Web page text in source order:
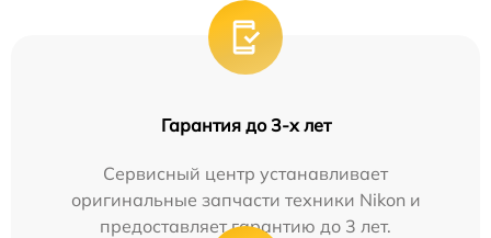
Гарантия до 3-х лет
Сервисный центр устанавливает
оригинальные запчасти техники Nikon и
предоставляет гарантию до 3 лет.